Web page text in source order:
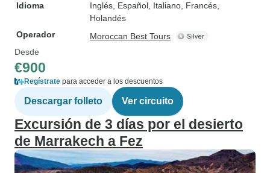
Idioma
Inglés, Español, Italiano, Francés,
Holandés
Operador
Moroccan Best Tours
Desde
€900
Regístrate para acceder a los descuentos
Descargar folleto Ver circuito
Excursión de 3 días por el desierto
de Marrakech a Fez